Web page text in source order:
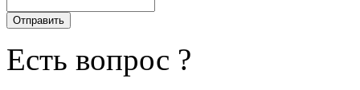
Есть вопрос ?